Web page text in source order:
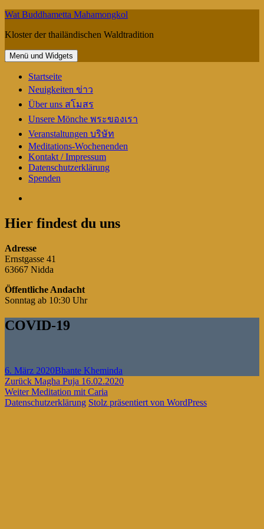
Springe
Inhalt
Wat Buddhametta Mahamongkol
Kloster der thailändischen Waldtradition
Menü und Widgets
Startseite
Neuigkeiten ข่าว
Über uns สโมสร
Unsere Mönche พระของเรา
Veranstaltungen บริษัท
Meditations-Wochenenden
Kontakt / Impressum
Datenschutzerklärung
Spenden
Hier findest du uns
Adresse
Ernstgasse 41
63667 Nidda
Öffentliche Andacht
Sonntag ab 10:30 Uhr
COVID-19
Veröffentlicht
am
6. März 2020Autor
Bhante Kheminda
Beitragsnavigation
Zurück Vorheriger
Beitrag:
Magha Puja 16.02.2020
Weiter Nächster
Beitrag:
Meditation mit Caria
Datenschutzerklärung Stolz präsentiert von WordPress